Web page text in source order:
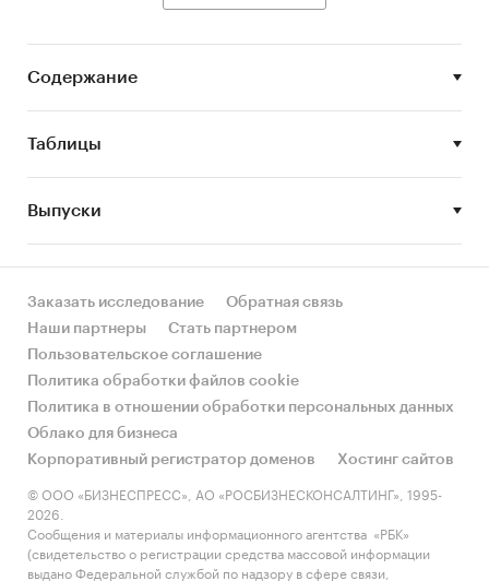
бытовых термосов в России
Объем импорта и экспорта бытовых
термосов
Конкурентная ситуация на рынке бытовых
термосов в России
Ключевые события, тенденции и
Финансово-хозяйственная деятельность
Методы сбора и анализа данных
ФСГС РФ (Росстат): часто информация
объемах производства продукции
содержится в данных ФСГС РФ (Росстат) и
трудоемким и сложным. В текущем
исследовании мы имеем дело именно с таким
случаем.
Содержание
Таблицы
Выпуски
Заказать исследование
Обратная связь
Наши партнеры
Стать партнером
Пользовательское соглашение
Политика обработки файлов cookie
Политика в отношении обработки персональных данных
Облако для бизнеса
Корпоративный регистратор доменов
Хостинг сайтов
© ООО «БИЗНЕСПРЕСС», АО «РОСБИЗНЕСКОНСАЛТИНГ», 1995-
2026.
Сообщения и материалы информационного агентства «РБК»
(свидетельство о регистрации средства массовой информации
выдано Федеральной службой по надзору в сфере связи,